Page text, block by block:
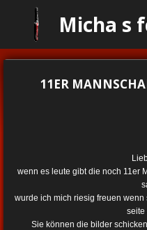
Micha s
11ER
wenn es leute gibt die noch 11er
wurde ich mich riesig freuen
seite
Sie können die bilder